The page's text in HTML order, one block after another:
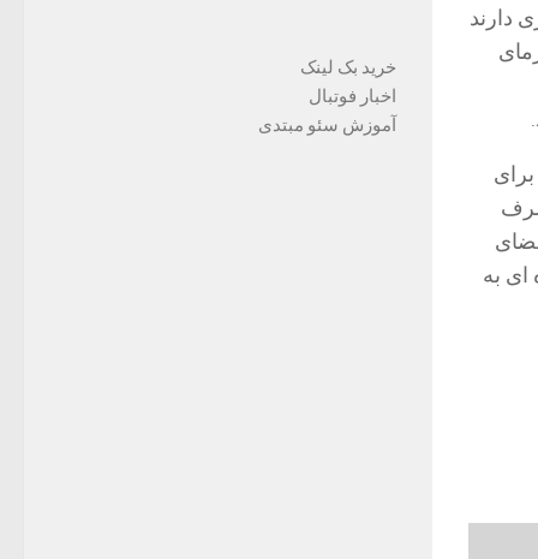
دارند
به
خرید بک لینک
اخبار فوتبال
آموزش سئو مبتدی